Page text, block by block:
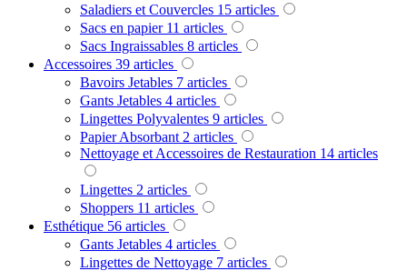
Saladiers et Couvercles 15 articles
Sacs en papier 11 articles
Sacs Ingraissables 8 articles
Accessoires 39 articles
Bavoirs Jetables 7 articles
Gants Jetables 4 articles
Lingettes Polyvalentes 9 articles
Papier Absorbant 2 articles
Nettoyage et Accessoires de Restauration 14 articles
Lingettes 2 articles
Shoppers 11 articles
Esthétique 56 articles
Gants Jetables 4 articles
Lingettes de Nettoyage 7 articles